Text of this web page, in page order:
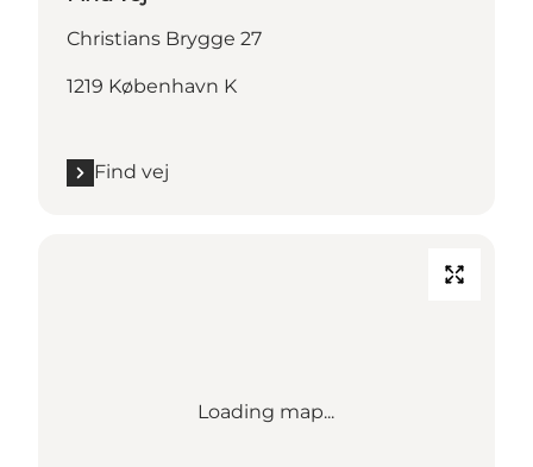
Christians Brygge 27
1219 København K
Find vej
Loading map...